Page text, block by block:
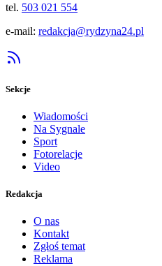
tel. 503 021 554
e-mail: redakcja@rydzyna24.pl
Sekcje
Wiadomości
Na Sygnale
Sport
Fotorelacje
Video
Redakcja
O nas
Kontakt
Zgłoś temat
Reklama